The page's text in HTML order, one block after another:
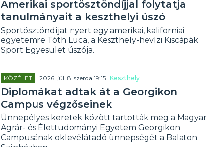
Amerikai sportösztöndíjjal folytatja
tanulmányait a keszthelyi úszó
Sportösztöndíjat nyert egy amerikai, kaliforniai
egyetemre Tóth Luca, a Keszthely-hévízi Kiscápák
Sport Egyesület úszója.
KÖZÉLET | 2026. júl. 8. szerda 19:15 |Keszthely
Diplomákat adtak át a Georgikon
Campus végzőseinek
Ünnepélyes keretek között tartották meg a Magyar
Agrár- és Élettudományi Egyetem Georgikon
Campusának oklevélátadó ünnepségét a Balaton